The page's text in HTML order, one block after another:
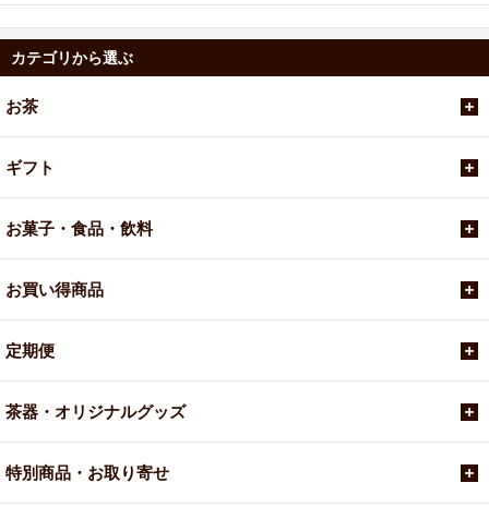
カテゴリから選ぶ
お茶
ギフト
お菓子・食品・飲料
お買い得商品
定期便
茶器・オリジナルグッズ
特別商品・お取り寄せ